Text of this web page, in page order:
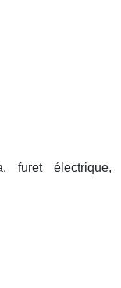
furet électrique,